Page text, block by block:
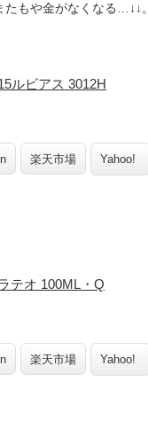
もや金がなくなる…↓↓。
ルビアス 3012H
楽天市場 Yahoo!
テオ 100ML・Q
楽天市場 Yahoo!